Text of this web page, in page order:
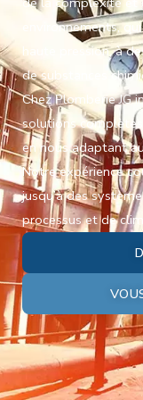
environnements,
haute pression, à
de substances
Chez Plomberie JG
solutions
en nous adaptant
Notre expérience
jusqu’à des
processus et de